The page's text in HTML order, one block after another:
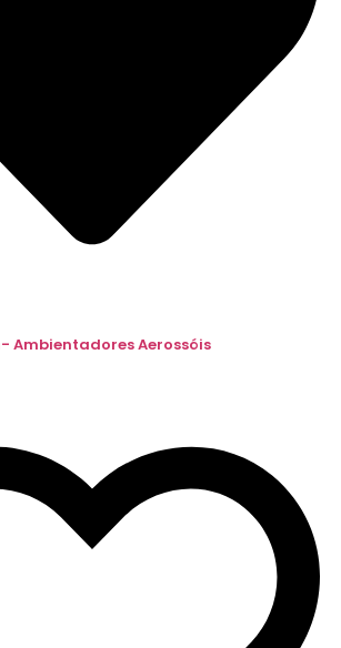
Ambientadores Aerossóis